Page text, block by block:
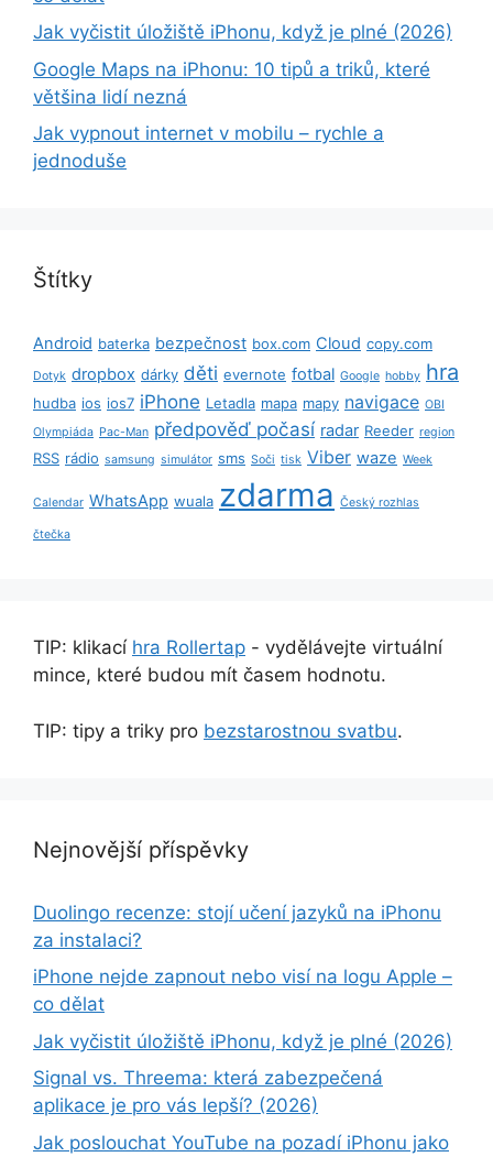
Jak vyčistit úložiště iPhonu, když je plné (2026)
Google Maps na iPhonu: 10 tipů a triků, které
většina lidí nezná
Jak vypnout internet v mobilu – rychle a
jednoduše
Štítky
Android baterka bezpečnost box.com Cloud copy.com
Dotyk dropbox dárky děti evernote fotbal Google hobby hra
hudba ios ios7 iPhone Letadla mapa mapy navigace OBI
Olympiáda Pac-Man předpověď počasí radar Reeder region
RSS rádio samsung simulátor sms Soči tisk Viber waze Week
Calendar WhatsApp wuala zdarma Český rozhlas
čtečka
TIP: klikací hra Rollertap - vydělávejte virtuální
mince, které budou mít časem hodnotu.
TIP: tipy a triky pro bezstarostnou svatbu.
Nejnovější příspěvky
Duolingo recenze: stojí učení jazyků na iPhonu
za instalaci?
iPhone nejde zapnout nebo visí na logu Apple –
co dělat
Jak vyčistit úložiště iPhonu, když je plné (2026)
Signal vs. Threema: která zabezpečená
aplikace je pro vás lepší? (2026)
Jak poslouchat YouTube na pozadí iPhonu jako